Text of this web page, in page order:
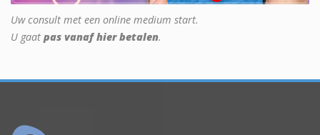
Uw consult met een online medium start.
U gaat pas vanaf hier betalen.